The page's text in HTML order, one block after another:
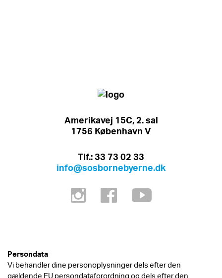
Amerikavej 15C, 2. sal
1756 København V
Tlf.: 33 73 02 33
info@sosbornebyerne.dk
Persondata
Vi behandler dine personoplysninger dels efter den
gældende EU persondataforordning og dels efter den